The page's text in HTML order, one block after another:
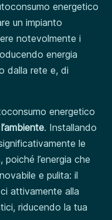
energetico
un impianto
notevolmente i
energia
dalla rete e, di
energetico
. Installando
le
poiché l’energia che
e pulita: il
attivamente alla
riducendo la tua